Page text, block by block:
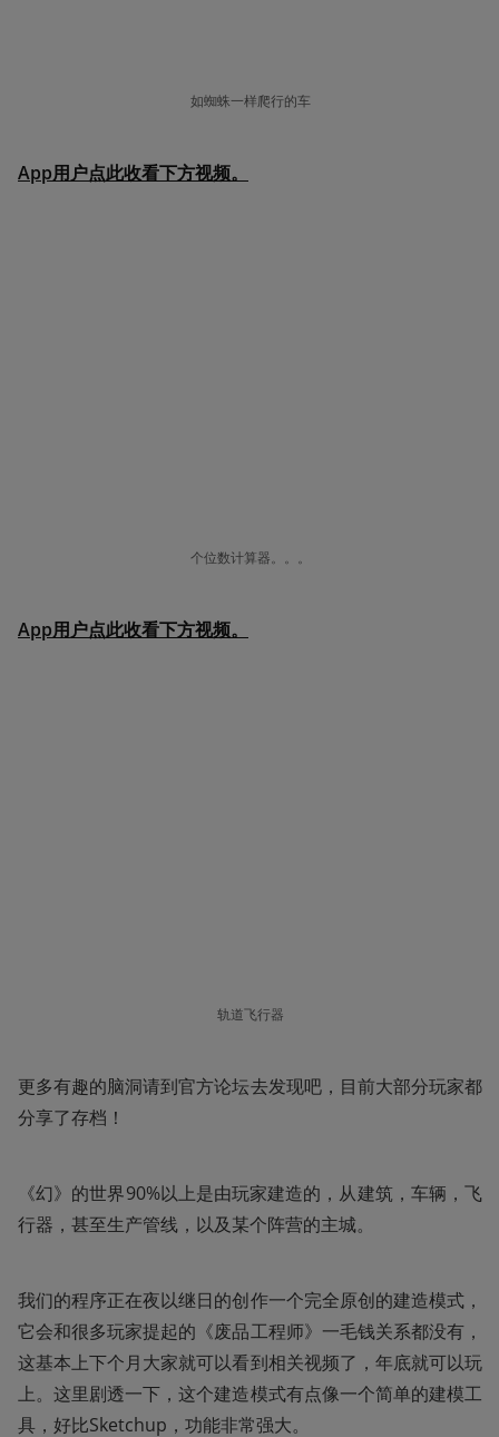
如蜘蛛一样爬行的车
App用户点此收看下方视频。
个位数计算器。。。
App用户点此收看下方视频。
轨道飞行器
更多有趣的脑洞请到官方论坛去发现吧，目前大部分玩家都
分享了存档！
《幻》的世界90%以上是由玩家建造的，从建筑，车辆，飞
行器，甚至生产管线，以及某个阵营的主城。
我们的程序正在夜以继日的创作一个完全原创的建造模式，
它会和很多玩家提起的《废品工程师》一毛钱关系都没有，
这基本上下个月大家就可以看到相关视频了，年底就可以玩
上。这里剧透一下，这个建造模式有点像一个简单的建模工
具，好比Sketchup，功能非常强大。